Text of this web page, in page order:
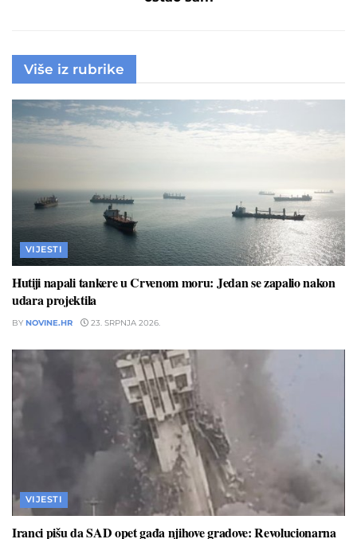
Više iz rubrike
VIJESTI
Hutiji napali tankere u Crvenom moru: Jedan se zapalio nakon
udara projektila
BY NOVINE.HR 23. SRPNJA 2026.
VIJESTI
Iranci pišu da SAD opet gađa njihove gradove: Revolucionarna